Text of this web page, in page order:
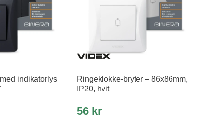
indikatorlys
Ringeklokke-bryter – 86x86mm,
IP20, hvit
56 kr